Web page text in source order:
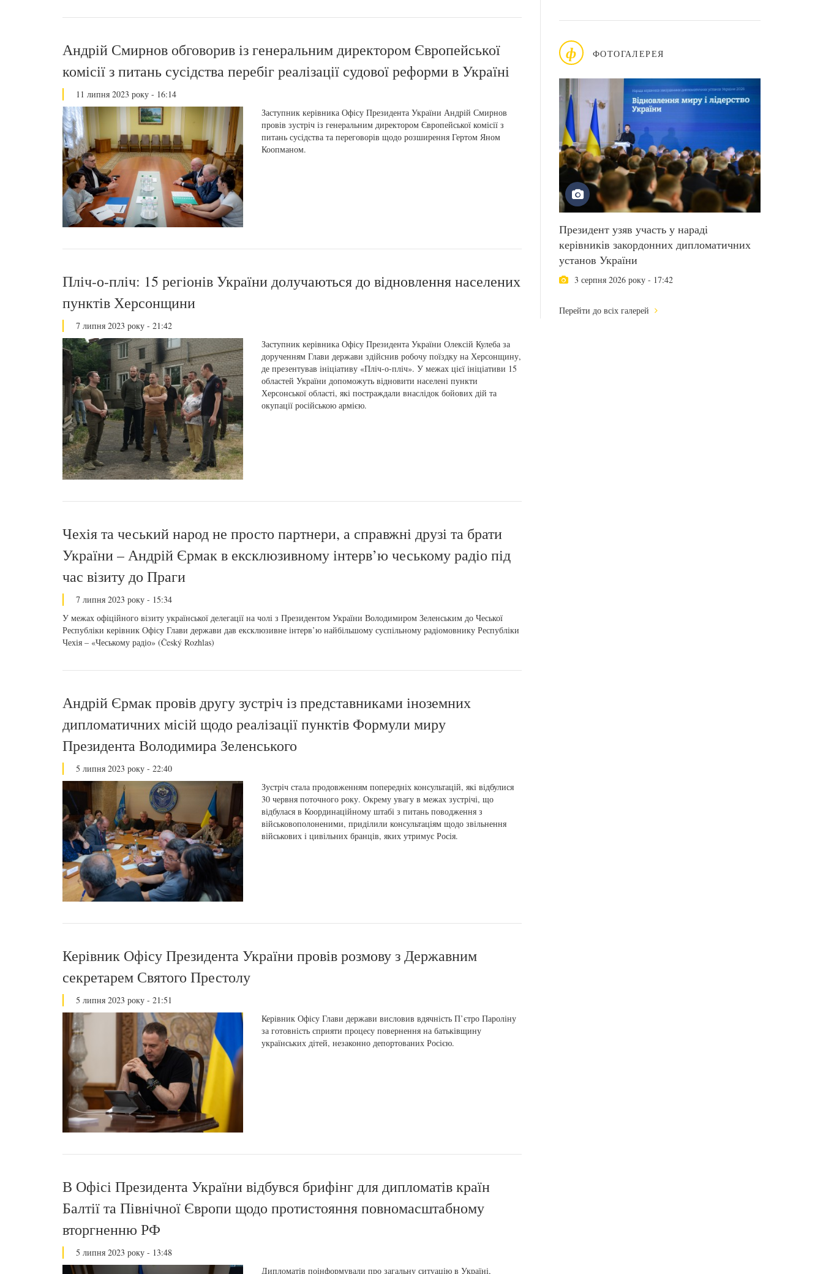
ф ФОТОГАЛЕРЕЯ
Президент узяв участь у нараді
керівників закордонних дипломатичних
установ України
3 серпня 2026 року - 17:42
Перейти до всіх галерей
Андрій Смирнов обговорив із генеральним директором Європейської
комісії з питань сусідства перебіг реалізації судової реформи в Україні
11 липня 2023 року - 16:14
Заступник керівника Офісу Президента України Андрій Смирнов
провів зустріч із генеральним директором Європейської комісії з
питань сусідства та переговорів щодо розширення Гертом Яном
Коопманом.
Пліч-о-пліч: 15 регіонів України долучаються до відновлення населених
пунктів Херсонщини
7 липня 2023 року - 21:42
Заступник керівника Офісу Президента України Олексій Кулеба за
дорученням Глави держави здійснив робочу поїздку на Херсонщину,
де презентував ініціативу «Пліч-о-пліч». У межах цієї ініціативи 15
областей України допоможуть відновити населені пункти
Херсонської області, які постраждали внаслідок бойових дій та
окупації російською армією.
Чехія та чеський народ не просто партнери, а справжні друзі та брати
України – Андрій Єрмак в ексклюзивному інтерв’ю чеському радіо під
час візиту до Праги
7 липня 2023 року - 15:34
У межах офіційного візиту української делегації на чолі з Президентом України Володимиром Зеленським до Чеської
Республіки керівник Офісу Глави держави дав ексклюзивне інтерв’ю найбільшому суспільному радіомовнику Республіки
Чехія – «Чеському радіо» (Český Rozhlas)
Андрій Єрмак провів другу зустріч із представниками іноземних
дипломатичних місій щодо реалізації пунктів Формули миру
Президента Володимира Зеленського
5 липня 2023 року - 22:40
Зустріч стала продовженням попередніх консультацій, які відбулися
30 червня поточного року. Окрему увагу в межах зустрічі, що
відбулася в Координаційному штабі з питань поводження з
військовополоненими, приділили консультаціям щодо звільнення
військових і цивільних бранців, яких утримує Росія.
Керівник Офісу Президента України провів розмову з Державним
секретарем Святого Престолу
5 липня 2023 року - 21:51
Керівник Офісу Глави держави висловив вдячність П’єтро Пароліну
за готовність сприяти процесу повернення на батьківщину
українських дітей, незаконно депортованих Росією.
В Офісі Президента України відбувся брифінг для дипломатів країн
Балтії та Північної Європи щодо протистояння повномасштабному
вторгненню РФ
5 липня 2023 року - 13:48
Дипломатів поінформували про загальну ситуацію в Україні,